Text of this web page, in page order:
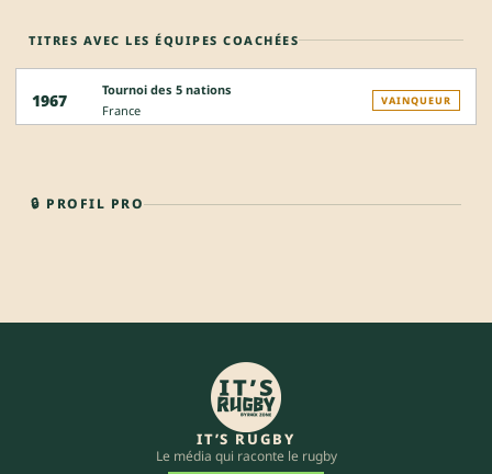
TITRES AVEC LES ÉQUIPES COACHÉES
1967
Tournoi des 5 nations
France
VAINQUEUR
🔒 PROFIL PRO
IT’S RUGBY
Le média qui raconte le rugby